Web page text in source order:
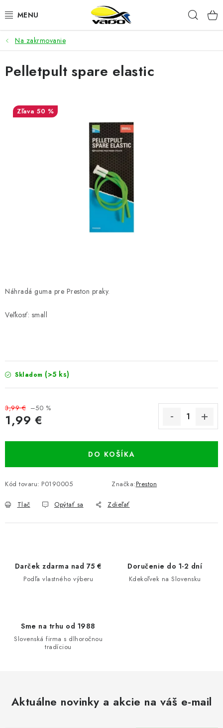
na
ŽIVÁ NÁSTRAHA
BIŽUTÉRIA
NÁSTRAHY A KRMIVÁ
ZNAČKY
Navštívte našu predajňu vo Dvoroch nad Žitavou »
Na zakrmovanie
Náhradá guma pre Preston praky.
Veľkosť: small
Skladom (>5 ks)
3,99 € –50 %
1,99 €
DO KOŠÍKA
Kód tovaru: P0190005 Značka:Preston
Tlač Opýtať sa Zdieľať
Pelletpult spare elastic
50 %
Darček zdarma nad 75 €
Podľa vlastného výberu
Doručenie do 1-2 dní
Kdekoľvek na Slovensku
Sme na trhu od 1988
Slovenská firma s dlhoročnou
tradíciou
Aktuálne novinky a akcie na váš e-mail